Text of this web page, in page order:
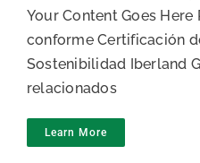
Your Content Goes Here
conforme Certificación
Sostenibilidad Iberland
relacionados
Learn More